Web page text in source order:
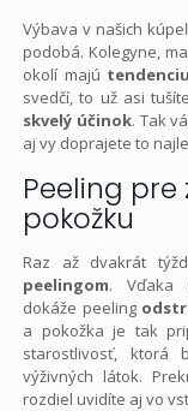
Výbava v našich
podobá. Kolegyne,
okolí majú
svedčí, to už asi
skvelý účinok. Tak
aj vy doprajete to
Peeling
pokožku
Raz až dvakrát
peelingom. Vďaka
dokáže peeling
a pokožka je tak
starostlivosť, ktorá
výživných látok.
rozdiel uvidíte aj vo